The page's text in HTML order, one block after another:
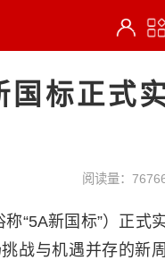
国标正式
阅读量：
“5A新国标”）正式
战与机遇并存的新周